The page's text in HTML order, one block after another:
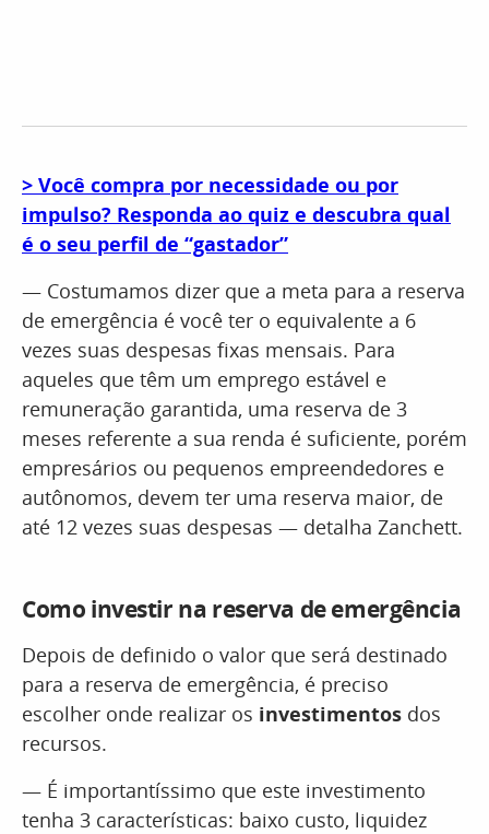
> Você compra por necessidade ou por
impulso? Responda ao quiz e descubra qual
é o seu perfil de “gastador”
— Costumamos dizer que a meta para a reserva
de emergência é você ter o equivalente a 6
vezes suas despesas fixas mensais. Para
aqueles que têm um emprego estável e
remuneração garantida, uma reserva de 3
meses referente a sua renda é suficiente, porém
empresários ou pequenos empreendedores e
autônomos, devem ter uma reserva maior, de
até 12 vezes suas despesas — detalha Zanchett.
Como investir na reserva de emergência
Depois de definido o valor que será destinado
para a reserva de emergência, é preciso
escolher onde realizar os investimentos dos
recursos.
— É importantíssimo que este investimento
tenha 3 características: baixo custo, liquidez